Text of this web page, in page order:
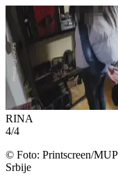
RINA
4/4
© Foto: Printscreen/MUP
Srbije